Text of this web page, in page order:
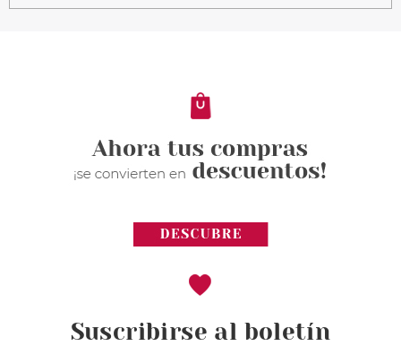
Suscribirse al boletín